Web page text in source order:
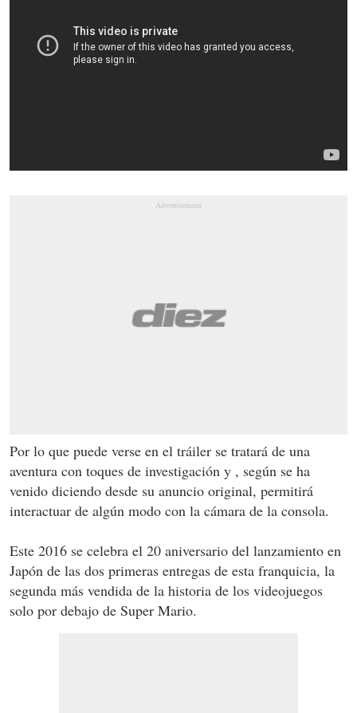
Por lo que puede verse en el tráiler se tratará de una
aventura con toques de investigación y , según se ha
venido diciendo desde su anuncio original, permitirá
interactuar de algún modo con la cámara de la consola.
Este 2016 se celebra el 20 aniversario del lanzamiento en
Japón de las dos primeras entregas de esta franquicia, la
segunda más vendida de la historia de los videojuegos
solo por debajo de Super Mario.